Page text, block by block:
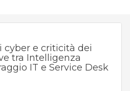
cyber e criticità dei
tra Intelligenza
IT e Service Desk